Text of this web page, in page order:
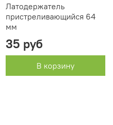
Латодержатель
пристреливающийся 64
мм
35 руб
В корзину